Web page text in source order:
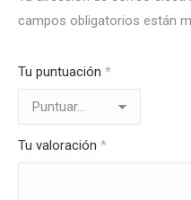
campos obligatorios están
Tu puntuación *
Tu valoración *